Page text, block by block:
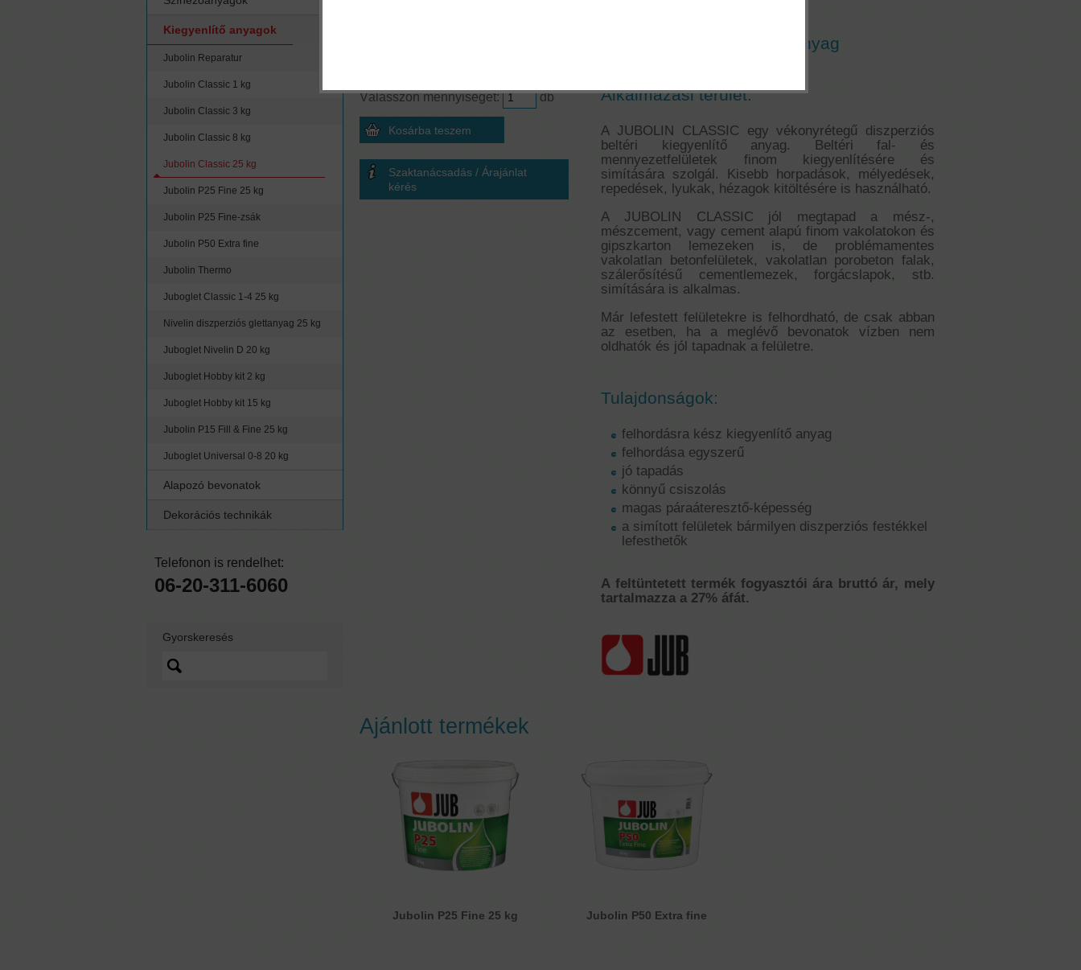
Kiegyenlítő anyagok
Jubolin Reparatur
Jubolin Classic 1 kg
Jubolin Classic 3 kg
Jubolin Classic 8 kg
Jubolin Classic 25 kg
Jubolin P25 Fine 25 kg
Jubolin P25 Fine-zsák
Jubolin P50 Extra fine
Jubolin Thermo
Juboglet Classic 1-4 25 kg
Nivelin diszperziós glettanyag 25 kg
Juboglet Nivelin D 20 kg
Juboglet Hobby kit 2 kg
Juboglet Hobby kit 15 kg
Jubolin P15 Fill & Fine 25 kg
Juboglet Universal 0-8 20 kg
Alapozó bevonatok
Dekorációs technikák
Telefonon is rendelhet:
06-20-311-6060
Gyorskeresés
Beltéri kiegyenlítő (glett) anyag
Alkalmazási terület:
A JUBOLIN CLASSIC egy vékonyrétegű diszperziós
beltéri kiegyenlítő anyag. Beltéri fal- és
mennyezetfelületek finom kiegyenlítésére és
simítására szolgál. Kisebb horpadások, mélyedések,
repedések, lyukak, hézagok kitöltésére is használható.
A JUBOLIN CLASSIC jól megtapad a mész-,
mészcement, vagy cement alapú finom vakolatokon és
gipszkarton lemezeken is, de problémamentes
vakolatlan betonfelületek, vakolatlan porobeton falak,
szálerősítésű cementlemezek, forgácslapok, stb.
simítására is alkalmas.
Már lefestett felületekre is felhordható, de csak abban
az esetben, ha a meglévő bevonatok vízben nem
oldhatók és jól tapadnak a felületre.
Tulajdonságok:
felhordásra kész kiegyenlítő anyag
felhordása egyszerű
jó tapadás
könnyű csiszolás
magas páraáteresztő-képesség
a simított felületek bármilyen diszperziós festékkel
lefesthetők
A feltüntetett termék fogyasztói ára bruttó ár, mely
tartalmazza a 27% áfát.
Válasszon mennyiséget: db
Szaktanácsadás / Árajánlat
kérés
Ajánlott termékek
Jubolin P25 Fine 25 kg Jubolin P50 Extra fine